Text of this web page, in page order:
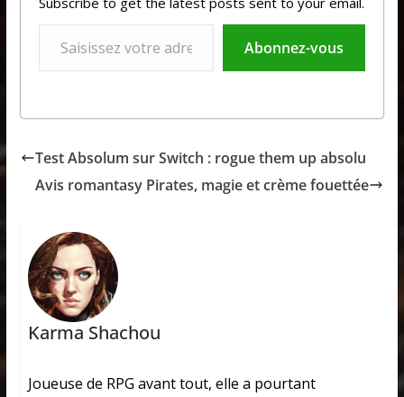
Saisissez votre adresse e-mail…
Abonnez-vous
Test Absolum sur Switch : rogue them up absolu
Avis romantasy Pirates, magie et crème fouettée
Karma Shachou
Joueuse de RPG avant tout, elle a pourtant